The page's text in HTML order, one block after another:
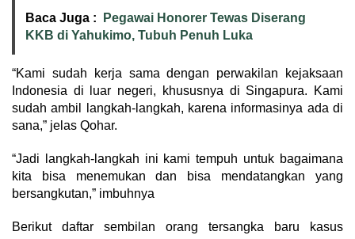
Baca Juga :
Pegawai Honorer Tewas Diserang
KKB di Yahukimo, Tubuh Penuh Luka
“Kami sudah kerja sama dengan perwakilan kejaksaan
Indonesia di luar negeri, khususnya di Singapura. Kami
sudah ambil langkah-langkah, karena informasinya ada di
sana,” jelas Qohar.
“Jadi langkah-langkah ini kami tempuh untuk bagaimana
kita bisa menemukan dan bisa mendatangkan yang
bersangkutan,” imbuhnya
Berikut daftar sembilan orang tersangka baru kasus